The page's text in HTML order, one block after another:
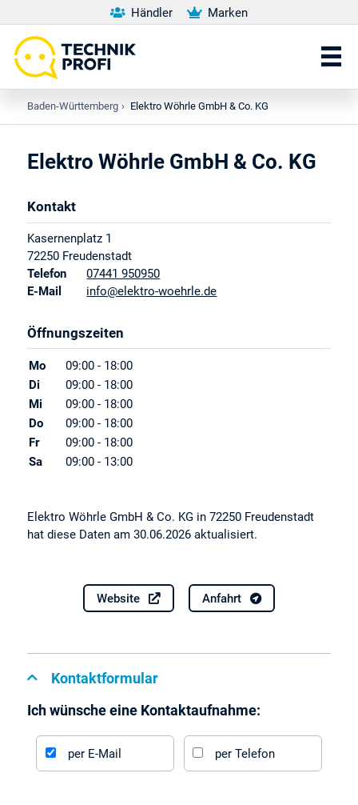
Händler Marken
Baden-Württemberg › Elektro Wöhrle GmbH & Co. KG
Elektro Wöhrle GmbH & Co. KG
Kontakt
Kasernenplatz 1
72250 Freudenstadt
Telefon
07441 950950
E-Mail
info@elektro-woehrle.de
Öffnungszeiten
Mo
09:00 - 18:00
Di
09:00 - 18:00
Mi
09:00 - 18:00
Do
09:00 - 18:00
Fr
09:00 - 18:00
Sa
09:00 - 13:00
Elektro Wöhrle GmbH & Co. KG in 72250 Freudenstadt
hat diese Daten am 30.06.2026 aktualisiert.
Website Anfahrt
Kontaktformular
Ich wünsche eine Kontaktaufnahme:
per E-Mail per Telefon